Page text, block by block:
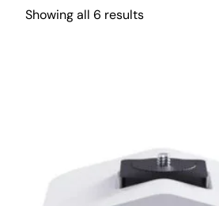
Showing all 6 results